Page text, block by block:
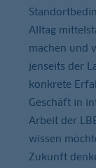
Alltag
machen und
jenseits der
konkrete
Geschäft in
Arbeit der
wissen
Zukunft